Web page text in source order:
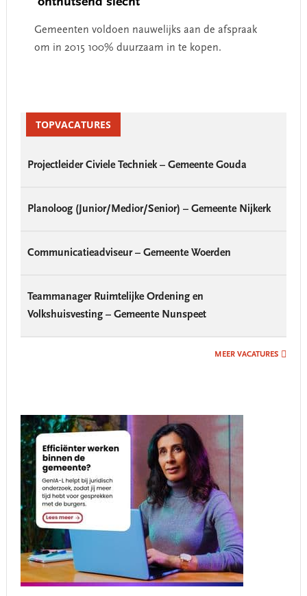
Gemeenten voldoen nauwelijks aan de afspraak
om in 2015 100% duurzaam in te kopen.
SidebarTOPVACATURES
Projectleider Civiele Techniek – Gemeente Gouda
Planoloog (Junior/Medior/Senior) – Gemeente Nijkerk
Communicatieadviseur – Gemeente Woerden
Teammanager Ruimtelijke Ordening en
Volkshuisvesting – Gemeente Nunspeet
MEER VACATURES